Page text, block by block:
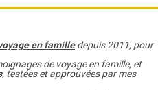
en familledepuis 2011, pour
de voyage en famille, et
, testées et approuvées par mes